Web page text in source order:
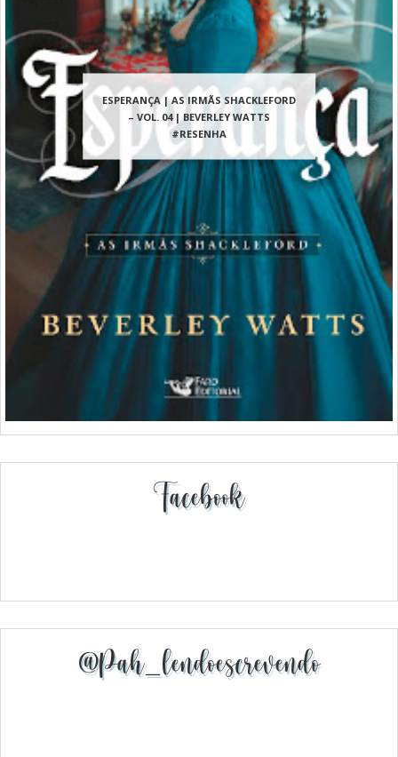
ESPERANÇA | AS IRMÃS SHACKLEFORD
– VOL. 04 | BEVERLEY WATTS
#RESENHA
Facebook
@pah_lendoescrevendo